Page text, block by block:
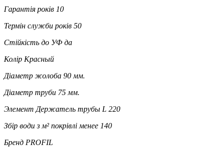
Гарантія років 10
Термін служби років 50
Стійкість до УФ да
Колір Красный
Діаметр жолоба 90 мм.
Діаметр труби 75 мм.
Элемент Держатель трубы L 220
Збір води з м² покрівлі менее 140
Бренд PROFIL